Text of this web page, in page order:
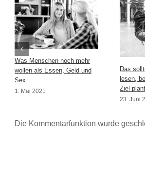
Was Menschen noch mehr
wollen als Essen, Geld und
Sex
1. Mai 2021
Das
lesen,
Ziel plant
23. Juni
Die Kommentarfunktion wurde